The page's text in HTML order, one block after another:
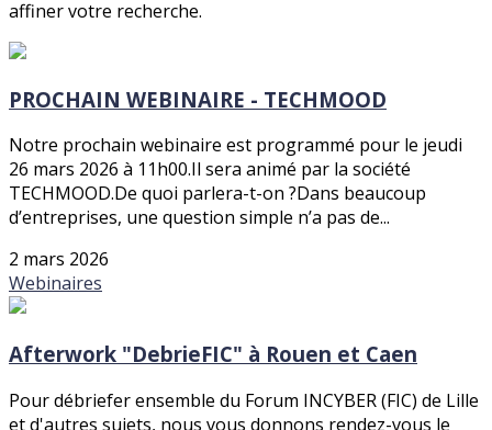
affiner votre recherche.
PROCHAIN WEBINAIRE - TECHMOOD
Notre prochain webinaire est programmé pour le jeudi
26 mars 2026 à 11h00.Il sera animé par la société
TECHMOOD.De quoi parlera-t-on ?Dans beaucoup
d’entreprises, une question simple n’a pas de...
2 mars 2026
Webinaires
Afterwork "DebrieFIC" à Rouen et Caen
Pour débriefer ensemble du Forum INCYBER (FIC) de Lille
et d'autres sujets, nous vous donnons rendez-vous le